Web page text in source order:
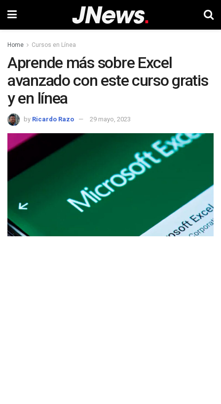
Home Cursos en Línea
Aprende más sobre Excel
avanzado con este curso gratis
y en línea
by Ricardo Razo 29 mayo, 2023